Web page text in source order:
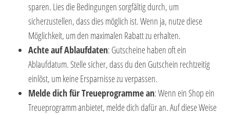
sparen. Lies die Bedingungen sorgfältig durch, um
sicherzustellen, dass dies möglich ist. Wenn ja, nutze diese
Möglichkeit, um den maximalen Rabatt zu erhalten.
Achte auf Ablaufdaten: Gutscheine haben oft ein
Ablaufdatum. Stelle sicher, dass du den Gutschein rechtzeitig
einlöst, um keine Ersparnisse zu verpassen.
Melde dich für Treueprogramme an: Wenn ein Shop ein
Treueprogramm anbietet, melde dich dafür an. Auf diese Weise